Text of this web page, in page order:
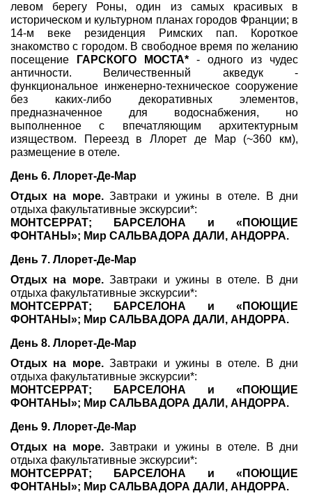
левом берегу Роны, один из самых красивых в
историческом и культурном планах городов Франции; в
14-м веке резиденция Римских пап. Короткое
знакомство с городом. В свободное время по желанию
посещение
ГАРСКОГО МОСТА* - одного из чудес
античности. Величественный акведук -
функциональное инженерно-техническое сооружение
без каких-либо декоративных элементов,
предназначенное для водоснабжения, но
выполненное с впечатляющим архитектурным
изяществом. Переезд в Ллорет де Мар (~360 км),
размещение в отеле.
День 6. Ллорет-Де-Мар
Отдых на море.Завтраки и ужины в отеле. В дни
отдыха факультативные экскурсии*:
МОНТСЕРРАТ; БАРСЕЛОНА и «ПОЮЩИЕ
ФОНТАНЫ»; Мир САЛЬВАДОРА ДАЛИ, АНДОРРА.
День 7. Ллорет-Де-Мар
Отдых на море.Завтраки и ужины в отеле. В дни
отдыха факультативные экскурсии*:
МОНТСЕРРАТ; БАРСЕЛОНА и «ПОЮЩИЕ
ФОНТАНЫ»; Мир САЛЬВАДОРА ДАЛИ, АНДОРРА.
День 8. Ллорет-Де-Мар
Отдых на море.Завтраки и ужины в отеле. В дни
отдыха факультативные экскурсии*:
МОНТСЕРРАТ; БАРСЕЛОНА и «ПОЮЩИЕ
ФОНТАНЫ»; Мир САЛЬВАДОРА ДАЛИ, АНДОРРА.
День 9. Ллорет-Де-Мар
Отдых на море.Завтраки и ужины в отеле. В дни
отдыха факультативные экскурсии*:
МОНТСЕРРАТ; БАРСЕЛОНА и «ПОЮЩИЕ
ФОНТАНЫ»; Мир САЛЬВАДОРА ДАЛИ, АНДОРРА.